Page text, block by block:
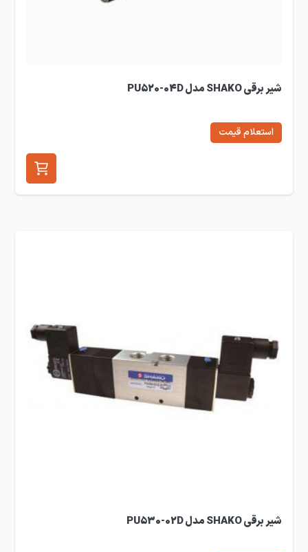
شیر برقی SHAKO مدل PU520-04D
استعلام قیمت
شیر برقی SHAKO مدل PU530-02D